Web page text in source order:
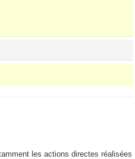
les actions directes réalisées